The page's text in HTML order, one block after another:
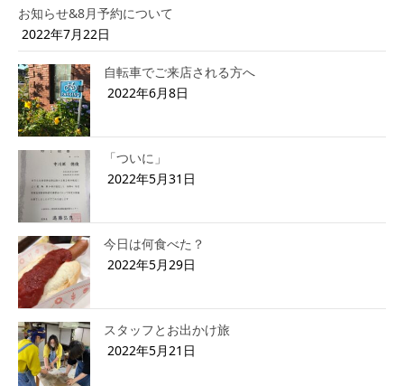
お知らせ&8月予約について
2022年7月22日
自転車でご来店される方へ
2022年6月8日
「ついに」
2022年5月31日
今日は何食べた？
2022年5月29日
スタッフとお出かけ旅
2022年5月21日